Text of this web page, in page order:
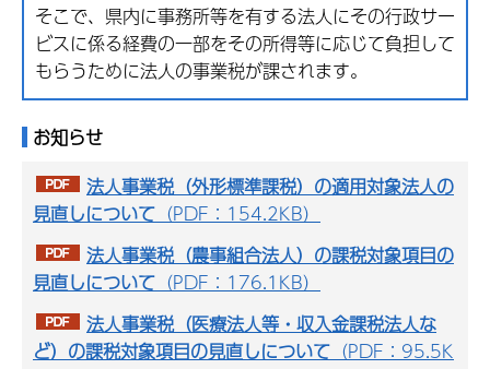
そこで、県内に事務所等を有する法人にその行政サー
ビスに係る経費の一部をその所得等に応じて負担して
もらうために法人の事業税が課されます。
お知らせ
法人事業税（外形標準課税）の適用対象法人の
見直しについて （PDF：154.2KB）
法人事業税（農事組合法人）の課税対象項目の
見直しについて （PDF：176.1KB）
法人事業税（医療法人等・収入金課税法人な
ど）の課税対象項目の見直しについて （PDF：95.5K